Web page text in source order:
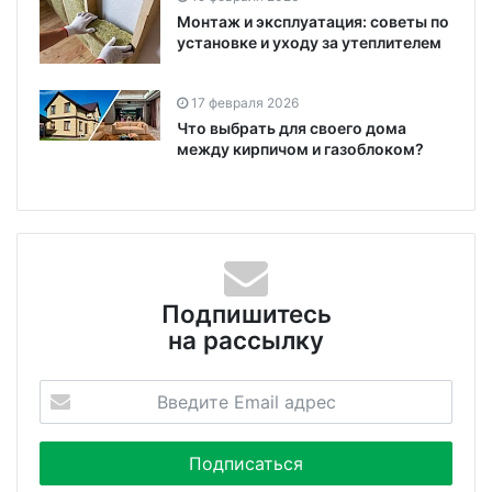
Монтаж и эксплуатация: советы по
установке и уходу за утеплителем
17 февраля 2026
Что выбрать для своего дома
между кирпичом и газоблоком?
Подпишитесь
на рассылку